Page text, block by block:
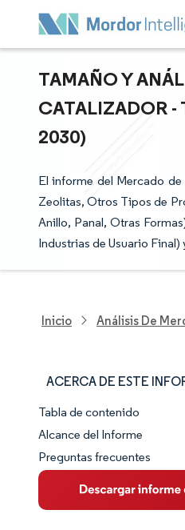
TAMAÑO Y
CATALIZADOR -
2030)
El informe del Mercado
Zeolitas, Otros Tipos de
Anillo, Panal, Otras
Industrias de Usuario
Inicio Análisis De
ACERCA DE ESTE
Panorama del Mercado
Visión General del
Tendencias
Tabla de contenido
Alcance del Informe
Preguntas frecuentes